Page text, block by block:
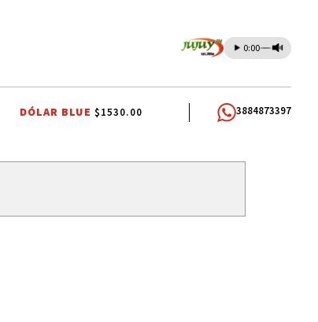
0:00
EL TIEMPO EN JUJUY FIESTAS PATRONALES A SAN CAYETANO
DÓLAR BLUE $1530.00 3884873397